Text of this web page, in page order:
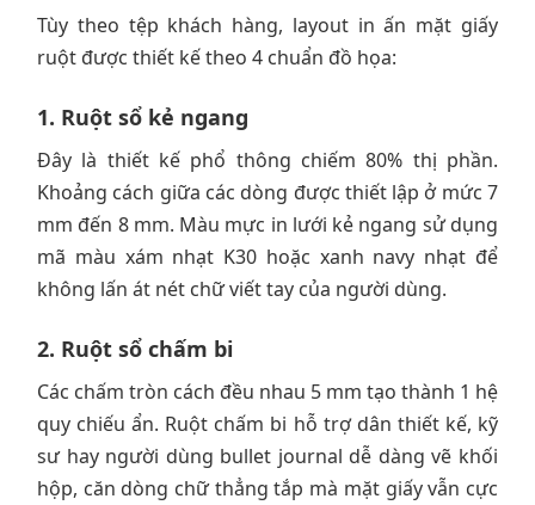
Tùy theo tệp khách hàng, layout in ấn mặt giấy
ruột được thiết kế theo 4 chuẩn đồ họa:
1. Ruột sổ kẻ ngang
Đây là thiết kế phổ thông chiếm 80% thị phần.
Khoảng cách giữa các dòng được thiết lập ở mức 7
mm đến 8 mm. Màu mực in lưới kẻ ngang sử dụng
mã màu xám nhạt K30 hoặc xanh navy nhạt để
không lấn át nét chữ viết tay của người dùng.
2. Ruột sổ chấm bi
Các chấm tròn cách đều nhau 5 mm tạo thành 1 hệ
quy chiếu ẩn. Ruột chấm bi hỗ trợ dân thiết kế, kỹ
sư hay người dùng bullet journal dễ dàng vẽ khối
hộp, căn dòng chữ thẳng tắp mà mặt giấy vẫn cực